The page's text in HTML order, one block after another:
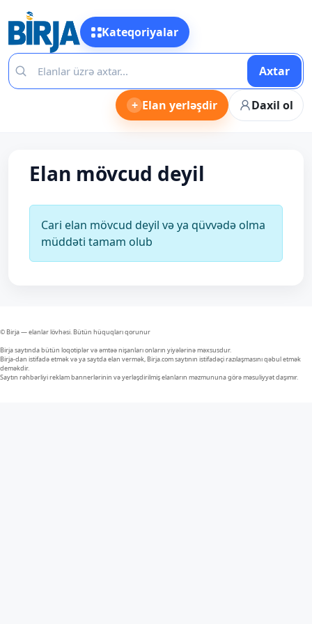
Kateqoriyalar
Axtar
+ Elan yerləşdir Daxil ol
Elan mövcud deyil
Cari elan mövcud deyil və ya qüvvədə olma
müddəti tamam olub
© Birja — elanlar lövhəsi. Bütün hüquqları qorunur
Birja saytında bütün loqotiplər və əmtəə nişanları onların yiyələrinə məxsusdur.
Birja-dan istifadə etmək və ya saytda elan vermək, Birja.com saytının istifadəçi razılaşmasını qəbul etmək
deməkdir.
Saytın rəhbərliyi reklam bannerlərinin və yerləşdirilmiş elanların məzmununa görə məsuliyyət daşımır.